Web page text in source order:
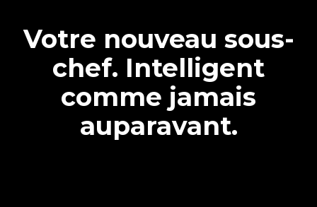
Votre nouveau sous-
chef. Intelligent
comme jamais
auparavant.